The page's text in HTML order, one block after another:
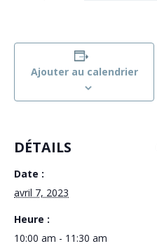
Ajouter au calendrier
DÉTAILS
Date :
avril 7, 2023
Heure :
10:00 am - 11:30 am